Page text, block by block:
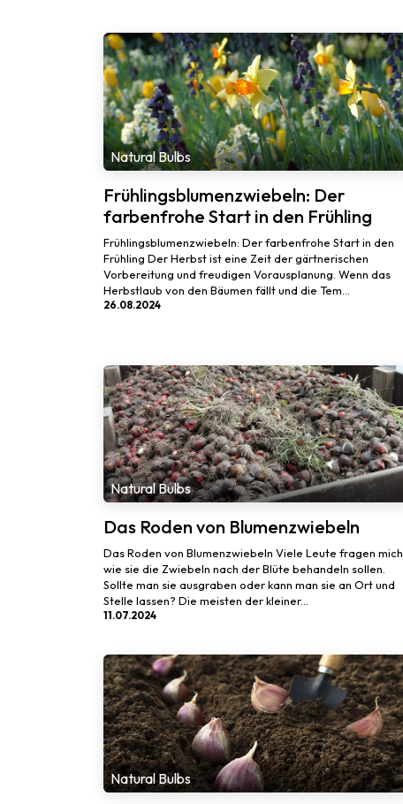
Natural Bulbs
Frühlingsblumenzwiebeln: Der
farbenfrohe Start in den Frühling
Frühlingsblumenzwiebeln: Der farbenfrohe Start in den
Frühling Der Herbst ist eine Zeit der gärtnerischen
Vorbereitung und freudigen Vorausplanung. Wenn das
Herbstlaub von den Bäumen fällt und die Tem...
26.08.2024
Natural Bulbs
Das Roden von Blumenzwiebeln
Das Roden von Blumenzwiebeln Viele Leute fragen mich,
wie sie die Zwiebeln nach der Blüte behandeln sollen.
Sollte man sie ausgraben oder kann man sie an Ort und
Stelle lassen? Die meisten der kleiner...
11.07.2024
Natural Bulbs